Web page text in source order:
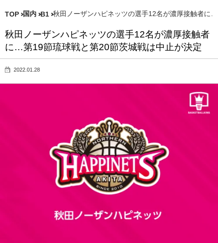
TOP 国内 B1 秋田ノーザンハピネッツの選手12名が濃厚接触者に
秋田ノーザンハピネッツの選手12名が濃厚接触者
に…第19節琉球戦と第20節茨城戦は中止が決定
2022.01.28